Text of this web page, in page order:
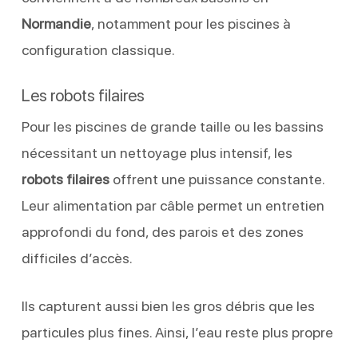
Normandie, notamment pour les piscines à
configuration classique.
Les robots filaires
Pour les piscines de grande taille ou les bassins
nécessitant un nettoyage plus intensif, les
robots filairesoffrent une puissance constante.
Leur alimentation par câble permet un entretien
approfondi du fond, des parois et des zones
difficiles d’accès.
Ils capturent aussi bien les gros débris que les
particules plus fines. Ainsi, l’eau reste plus propre